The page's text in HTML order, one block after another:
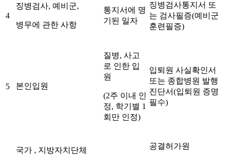
4
징병검사, 예비군,
병무에 관한 사항
통지서에 명
기된 일자
징병검사통지서 또
는 검사필증(예비군
훈련필증)
5 본인입원
질병, 사고
로 인한 입
원
(2주 이내 인
정, 학기별 1
회만 인정)
입퇴원 사실확인서
또는 종합병원 발행
진단서(입퇴원 증명
필수)
국가 , 지방자치단체 공결허가원